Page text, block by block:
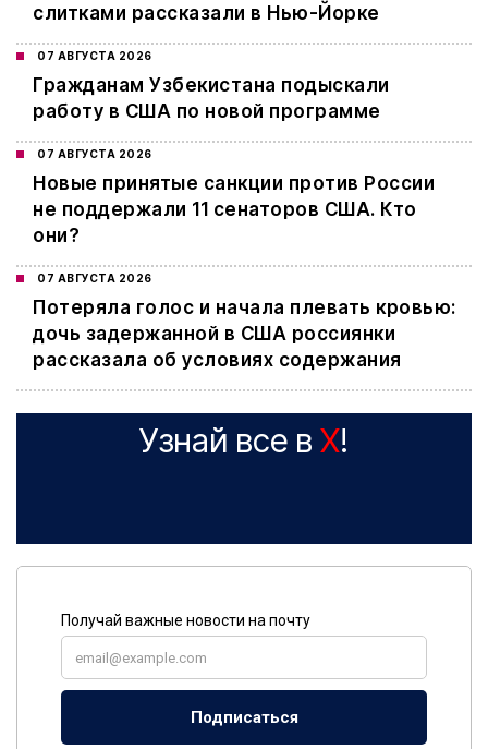
слитками рассказали в Нью-Йорке
07 АВГУСТА 2026
Гражданам Узбекистана подыскали
работу в США по новой программе
07 АВГУСТА 2026
Новые принятые санкции против России
не поддержали 11 сенаторов США. Кто
они?
07 АВГУСТА 2026
Потеряла голос и начала плевать кровью:
дочь задержанной в США россиянки
рассказала об условиях содержания
Узнай все в X!